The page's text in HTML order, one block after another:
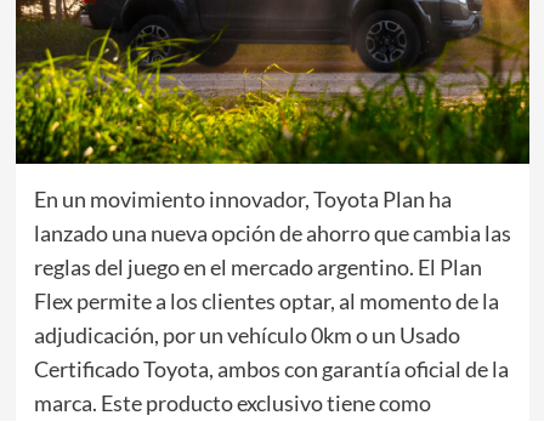
En un movimiento innovador, Toyota Plan ha
lanzado una nueva opción de ahorro que cambia las
reglas del juego en el mercado argentino. El Plan
Flex permite a los clientes optar, al momento de la
adjudicación, por un vehículo 0km o un Usado
Certificado Toyota, ambos con garantía oficial de la
marca. Este producto exclusivo tiene como